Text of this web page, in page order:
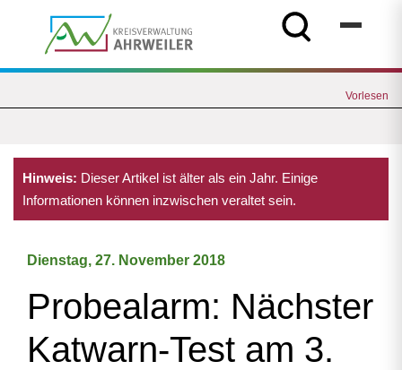
Vorlesen
Hinweis: Dieser Artikel ist älter als ein Jahr. Einige
Informationen können inzwischen veraltet sein.
Dienstag, 27. November 2018
Probealarm: Nächster
Katwarn-Test am 3.